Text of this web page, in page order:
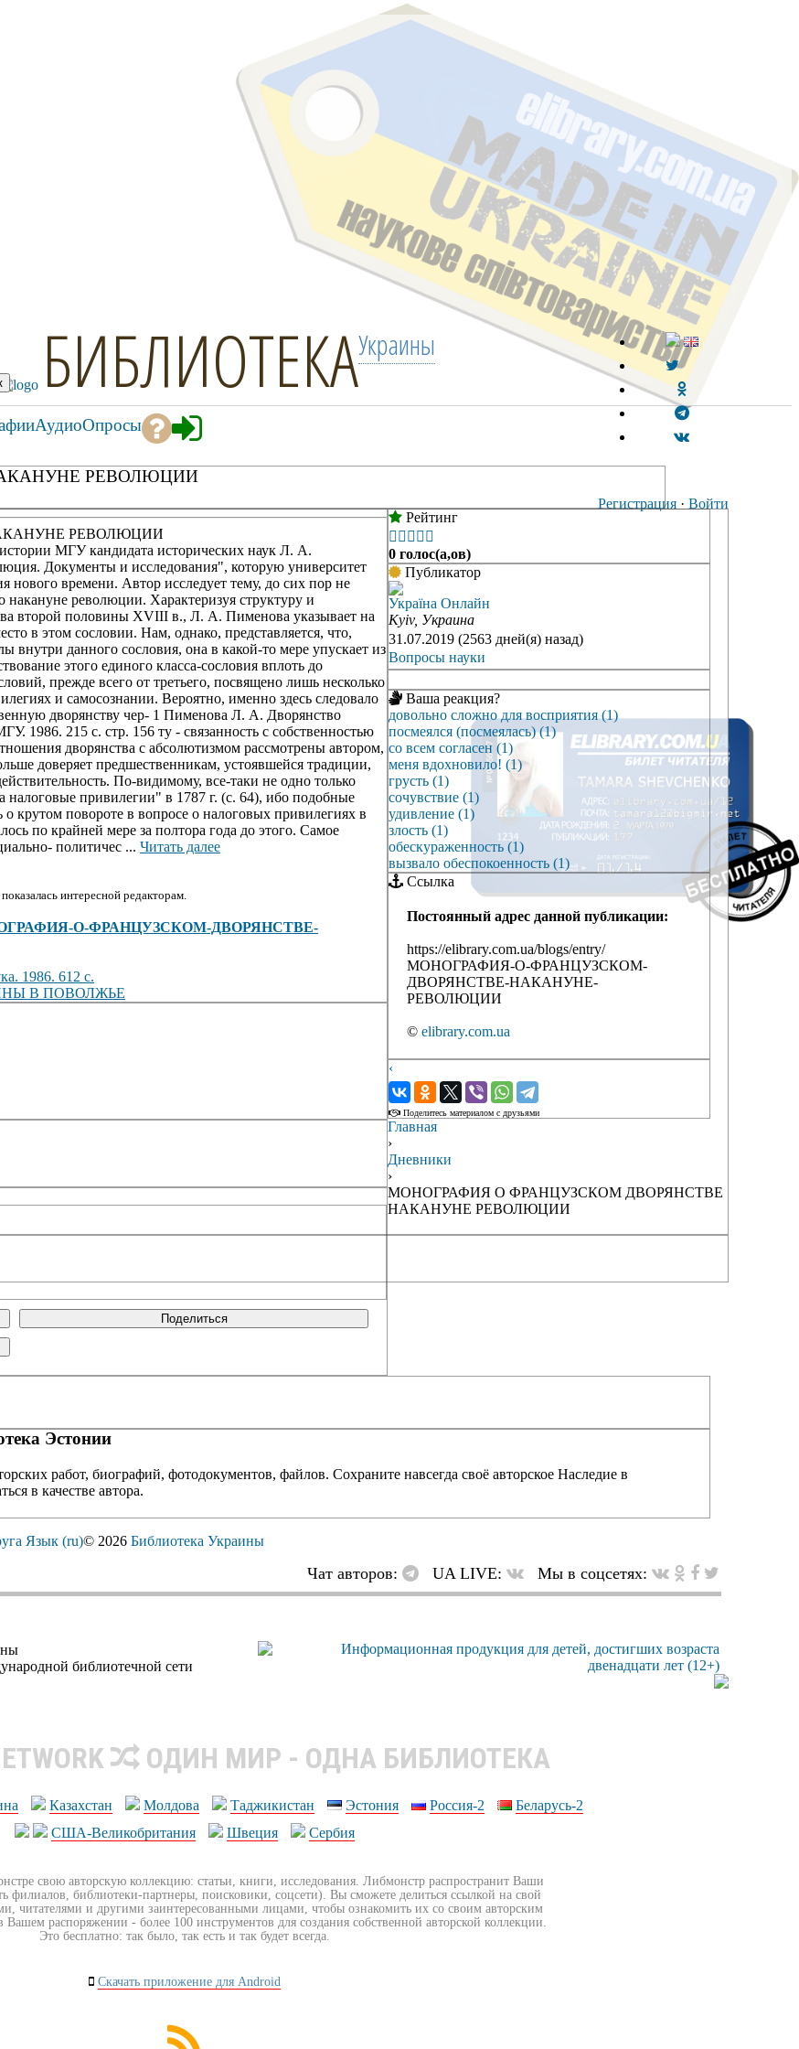
БИБЛИОТЕКАУкраины
Регистрация · Войти
АудиоОпросы
РЕВОЛЮЦИИ
РЕВОЛЮЦИИ
МГУ кандидата исторических наук Л. А.
Документы и исследования", которую университет
нового времени. Автор исследует тему, до сих пор не
революции. Характеризуя структуру и
второй половины XVIII в., Л. А. Пименова указывает на
в этом сословии. Нам, однако, представляется, что,
внутри данного сословия, она в какой-то мере упускает из
этого единого класса-сословия вплоть до
прежде всего от третьего, посвящено лишь несколько
и самосознании. Вероятно, именно здесь следовало
дворянству чер- 1 Пименова Л. А. Дворянство
1986. 215 с. стр. 156 ту - связанность с собственностью
дворянства с абсолютизмом рассмотрены автором,
доверяет предшественникам, устоявшейся традиции,
По-видимому, все-таки не одно только
налоговые привилегии" в 1787 г. (с. 64), ибо подобные
крутом повороте в вопросе о налоговых привилегиях в
по крайней мере за полтора года до этого. Самое
политичес ... Читать далее
интересной редакторам.
О-ФРАНЦУЗСКОМ-ДВОРЯНСТВЕ-
1986. 612 с.
В ПОВОЛЖЬЕ
Поделиться
Рейтинг
    
0 голос(а,ов)
Публикатор
Україна Онлайн
Kyiv, Украина
31.07.2019 (2563 дней(я) назад)
Вопросы науки
Ваша реакция?
довольно сложно для восприятия (1)
посмеялся (посмеялась) (1)
со всем согласен (1)
меня вдохновило! (1)
грусть (1)
сочувствие (1)
удивление (1)
злость (1)
обескураженность (1)
вызвало обеспокоенность (1)
Ссылка
Постоянный адрес данной публикации:
https://elibrary.com.ua/blogs/entry/
МОНОГРАФИЯ-О-ФРАНЦУЗСКОМ-
ДВОРЯНСТВЕ-НАКАНУНЕ-
РЕВОЛЮЦИИ
© elibrary.com.ua
‹
›
Поделитесь материалом с друзьями
Эстонии
работ, биографий, фотодокументов, файлов. Сохраните навсегда своё авторское Наследие в
в качестве автора.
Главная
›
Дневники
›
МОНОГРАФИЯ О ФРАНЦУЗСКОМ ДВОРЯНСТВЕ
НАКАНУНЕ РЕВОЛЮЦИИ
Язык (ru)© 2026 Библиотека Украины
Чат авторов: UA LIVE: Мы в соцсетях:
библиотечной сети
ОДИН МИР - ОДНА БИБЛИОТЕКА
Казахстан Молдова Таджикистан Эстония Россия-2
Беларусь-2
США-Великобритания
Швеция Сербия
свою авторскую коллекцию: статьи, книги, исследования. Либмонстр распространит Ваши
филиалов, библиотеки-партнеры, поисковики, соцсети). Вы сможете делиться ссылкой на свой
читателями и другими заинтересованными лицами, чтобы ознакомить их со своим авторским
распоряжении - более 100 инструментов для создания собственной авторской коллекции.
Это бесплатно: так было, так есть и так будет всегда.
Скачать приложение для Android